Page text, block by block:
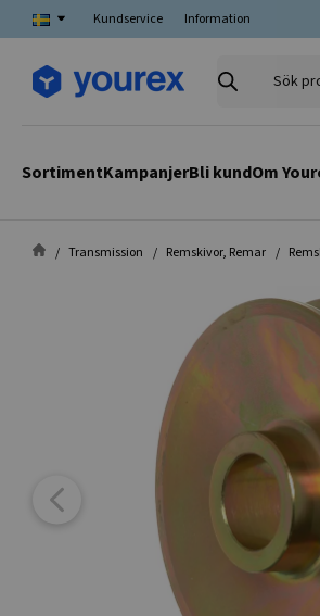
Kundservice Information
Sök
SortimentKampanjerBli kundOm
Transmission Remskivor, Remar